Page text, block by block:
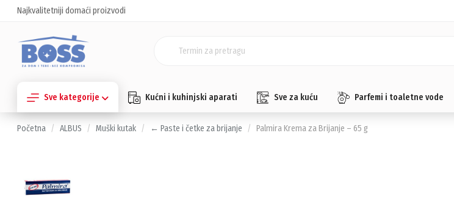
Najkvalitetniji domaći proizvodi
Sve kategorije Kućni i kuhinjski aparati Sve za kuću Parfemi i toaletne vode
Početna ALBUS Muški kutak ← Paste i četke za brijanje Palmira Krema za Brijanje – 65 g